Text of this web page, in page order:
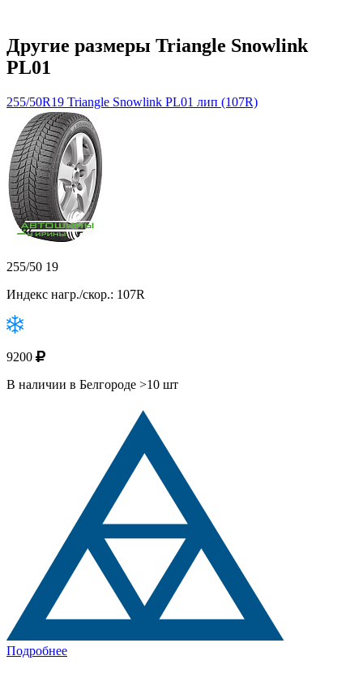
Другие размеры Triangle Snowlink
PL01
255/50R19 Triangle Snowlink PL01 лип (107R)
255/50 19
Индекс нагр./скор.: 107R
9200
В наличии в Белгороде >10 шт
Подробнее